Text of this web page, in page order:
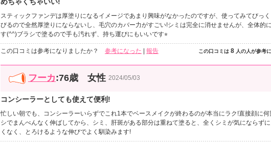
スティックファンデは厚塗りになるイメージであまり興味がなかったのですが、使ってみてびっ
びるので全然厚塗りにならないし、毛穴のカバー力がすごい!シミは完全に消せませんが、全体的
す(^^)ブラシで塗るので手も汚れず、持ち運びにもいいです⭐︎
この口コミは 8 人の人が参考
この口コミは参考になりましたか？ 参考になった 報告
フーカ:76歳 女性 2024/05/03
コンシーラーとしても使えて便利!
忙しい朝でも、コンシーラーいらずでこれ1本でベースメイクが終わるのが本当にラク!直接顔に何
シでまんべんなく伸ばしてから、シミ、肝斑がある部分は重ねて塗ると、全くシミが気にならず
くなく、とろけるような伸びでよく馴染みます!